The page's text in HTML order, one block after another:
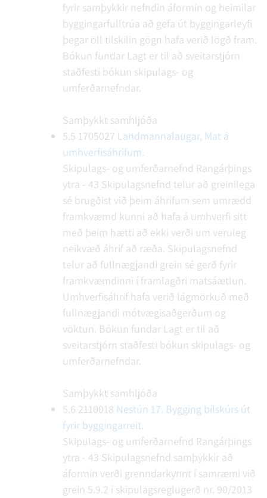
fyrir samþykkir nefndin áformin og heimilar
byggingarfulltrúa að gefa út byggingarleyfi
þegar öll tilskilin gögn hafa verið lögð fram.
Bókun fundar Lagt er til að sveitarstjórn
staðfesti bókun skipulags- og
umferðarnefndar.
Samþykkt samhljóða
5.5 1705027 Landmannalaugar, Mat á
umhverfisáhrifum.
Skipulags- og umferðarnefnd Rangárþings
ytra - 43 Skipulagsnefnd telur að greinilega
sé brugðist við þeim áhrifum sem umrædd
framkvæmd kunni að hafa á umhverfi sitt
með þeim hætti að ekki verði um veruleg
neikvæð áhrif að ræða. Skipulagsnefnd
telur að fullnægjandi grein sé gerð fyrir
framkvæmdinni í framlagðri matsáætlun.
Umhverfisáhrif hafa verið lágmörkuð með
fullnægjandi mótvægisaðgerðum og
vöktun. Bókun fundar Lagt er til að
sveitarstjórn staðfesti bókun skipulags- og
umferðarnefndar.
Samþykkt samhljóða
5.6 2110018 Nestún 17. Bygging bílskúrs út
fyrir byggingarreit.
Skipulags- og umferðarnefnd Rangárþings
ytra - 43 Skipulagsnefnd samþykkir að
áformin verði grenndarkynnt í samræmi við
grein 5.9.2 í skipulagsreglugerð nr. 90/2013